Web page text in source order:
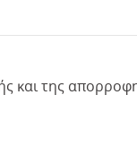
και της